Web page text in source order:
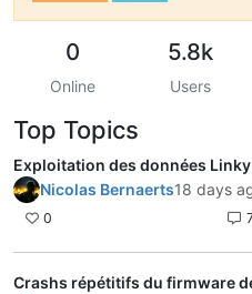
0
Online
5.8k
Users
Top Topics
Exploitation des données
Nicolas Bernaerts18 days
0
Crashs répétitifs du firmware